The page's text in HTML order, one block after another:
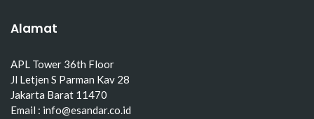
Alamat
APL Tower 36th Floor
Jl Letjen S Parman Kav 28
Jakarta Barat 11470
Email : info@esandar.co.id